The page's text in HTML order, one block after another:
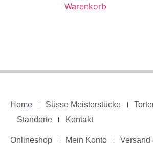
Warenkorb
Home Süsse Meisterstücke
Standorte
Kontakt
Onlineshop Mein Konto
Versand